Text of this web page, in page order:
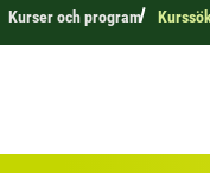
Kurser och program